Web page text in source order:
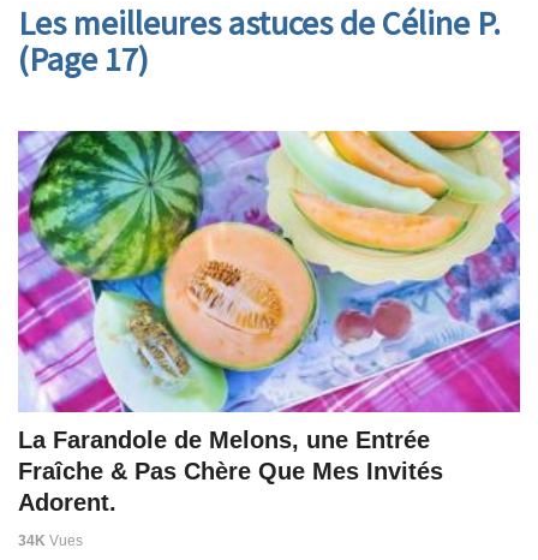
Les meilleures astuces de Céline P.
(Page 17)
La Farandole de Melons, une Entrée
Fraîche & Pas Chère Que Mes Invités
Adorent.
34K Vues